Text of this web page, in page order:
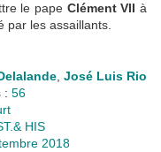
le pape Clément VII à
par les assaillants.
José Luis Rio
: 56
HIS
2018